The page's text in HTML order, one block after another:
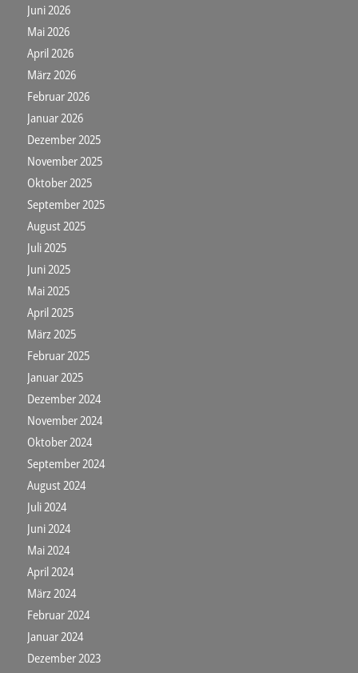
Juni 2026
Mai 2026
April 2026
März 2026
Februar 2026
Januar 2026
Dezember 2025
November 2025
Oktober 2025
September 2025
August 2025
Juli 2025
Juni 2025
Mai 2025
April 2025
März 2025
Februar 2025
Januar 2025
Dezember 2024
November 2024
Oktober 2024
September 2024
August 2024
Juli 2024
Juni 2024
Mai 2024
April 2024
März 2024
Februar 2024
Januar 2024
Dezember 2023